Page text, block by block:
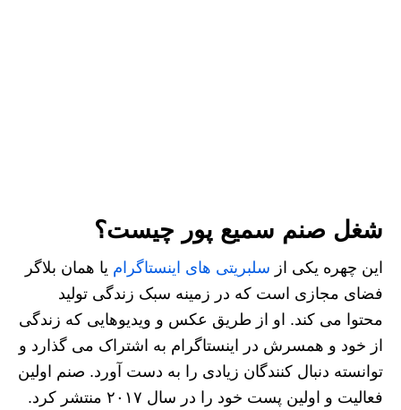
شغل صنم سمیع پور چیست؟
این چهره یکی از سلبریتی های اینستاگرام یا همان بلاگر
فضای مجازی است که در زمینه سبک زندگی تولید
محتوا می کند. او از طریق عکس و ویدیوهایی که زندگی
از خود و همسرش در اینستاگرام به اشتراک می گذارد و
توانسته دنبال کنندگان زیادی را به دست آورد. صنم اولین
فعالیت و اولین پست خود را در سال ۲۰۱۷ منتشر کرد.